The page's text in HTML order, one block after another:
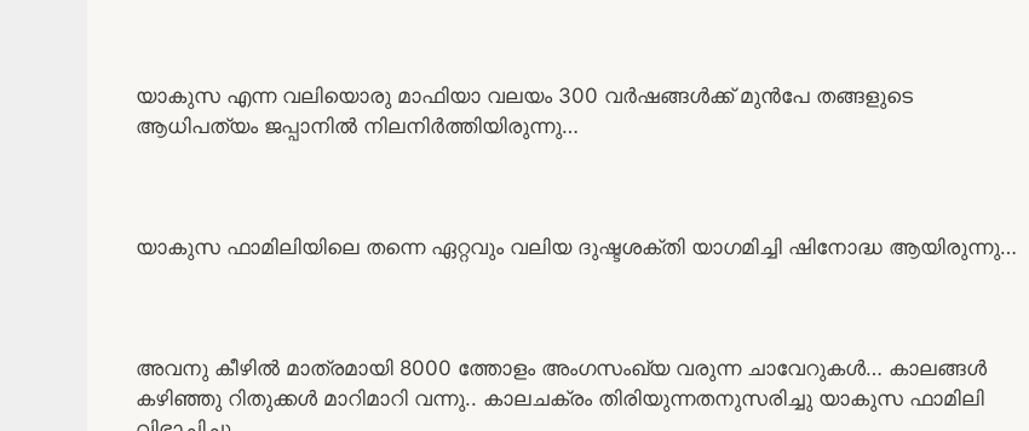
യാകുസ എന്ന വലിയൊരു മാഫിയാ വലയം 300 വർഷങ്ങൾക്ക് മുൻപേ തങ്ങളുടെ
ആധിപത്യം ജപ്പാനിൽ നിലനിർത്തിയിരുന്നു…
യാകുസ ഫാമിലിയിലെ തന്നെ ഏറ്റവും വലിയ ദുഷ്ടശക്തി യാഗമിച്ചി ഷിനോദ്ധ ആയിരുന്നു…
അവനു കീഴിൽ മാത്രമായി 8000 ത്തോളം അംഗസംഖ്യ വരുന്ന ചാവേറുകൾ… കാലങ്ങൾ
കഴിഞ്ഞു റിതുക്കൾ മാറിമാറി വന്നു.. കാലചക്രം തിരിയുന്നതനുസരിച്ചു യാകുസ ഫാമിലി